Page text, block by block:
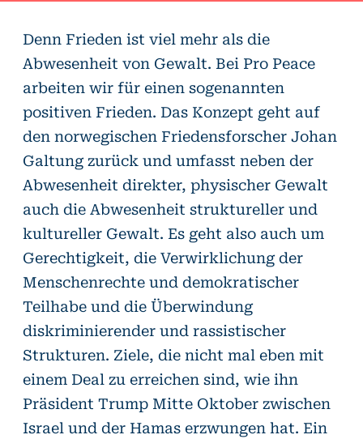
Denn Frieden ist viel mehr als die
Abwesenheit von Gewalt. Bei Pro Peace
arbeiten wir für einen sogenannten
positiven Frieden. Das Konzept geht auf
den norwegischen Friedensforscher Johan
Galtung zurück und umfasst neben der
Abwesenheit direkter, physischer Gewalt
auch die Abwesenheit struktureller und
kultureller Gewalt. Es geht also auch um
Gerechtigkeit, die Verwirklichung der
Menschenrechte und demokratischer
Teilhabe und die Überwindung
diskriminierender und rassistischer
Strukturen. Ziele, die nicht mal eben mit
einem Deal zu erreichen sind, wie ihn
Präsident Trump Mitte Oktober zwischen
Israel und der Hamas erzwungen hat. Ein